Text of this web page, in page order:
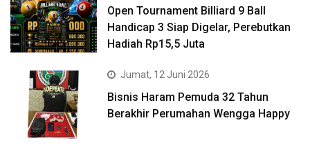
Open Tournament Billiard 9 Ball
Handicap 3 Siap Digelar, Perebutkan
Hadiah Rp15,5 Juta
Jumat, 12 Juni 2026
Bisnis Haram Pemuda 32 Tahun
Berakhir Perumahan Wengga Happy